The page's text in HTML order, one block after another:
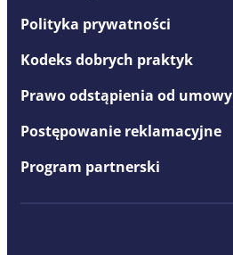
Polityka prywatności
Kodeks dobrych praktyk
Prawo odstąpienia od umowy
Postępowanie reklamacyjne
Program partnerski